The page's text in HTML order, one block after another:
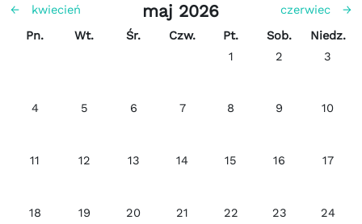
← kwiecień maj 2026 czerwiec
→
Poniedziałek
Pn. Wtorek
Wt. Środa
Śr. Czwartek
Czw. Piątek
Pt. Sobota
Sob. Niedziela
Niedz.
Brak wydarzeń, piątek, 1
1 Brak
2 Brak
3
Brak wydarzeń, poniedziałek, 4 maja
4 Brak wydarzeń, wtorek, 5 maja
5 Brak wydarzeń, środa, 6 maja
6 Brak wydarzeń, czwartek, 7 maja
7 Brak wydarzeń, piątek,
8 Brak
9 Brak
10
Brak wydarzeń, poniedziałek, 11 maja
11 Brak wydarzeń, wtorek, 12 maja
12 Brak wydarzeń, środa, 13 maja
13 Brak wydarzeń, czwartek, 14
14 Brak wydarzeń, piątek,
15 Brak
16 Brak
17
Brak wydarzeń, poniedziałek, 18 maja
18 Brak wydarzeń, wtorek, 19 maja
19 Brak wydarzeń, środa, 20 maja
20 Brak wydarzeń, czwartek, 21
21 Brak wydarzeń, piątek,
22 Brak
23 Brak
24